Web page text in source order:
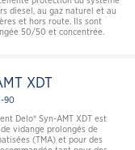
diesel, au gaz naturel et au
et hors route. Ils sont
50/50 et concentrée.
XDT
90
Delo® Syn-AMT XDT est
vidange prolongés de
(TMA) et pour des